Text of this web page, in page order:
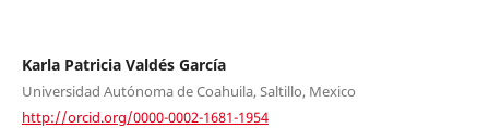
Karla Patricia Valdés García
Universidad Autónoma de Coahuila, Saltillo, Mexico
http://orcid.org/0000-0002-1681-1954